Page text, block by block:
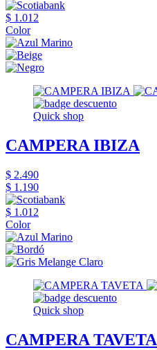
$ 1.012
Color
Quick shop
CAMPERA IBIZA
$ 2.490
$ 1.190
$ 1.012
Color
Quick shop
CAMPERA TAVETA